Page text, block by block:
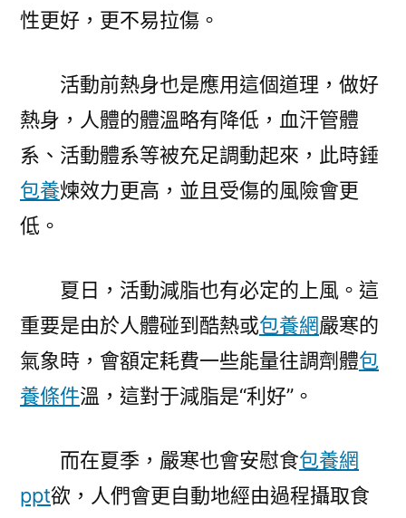
性更好，更不易拉傷。
活動前熱身也是應用這個道理，做好
熱身，人體的體溫略有降低，血汗管體
系、活動體系等被充足調動起來，此時錘
包養煉效力更高，並且受傷的風險會更
低。
夏日，活動減脂也有必定的上風。這
重要是由於人體碰到酷熱或包養網嚴寒的
氣象時，會額定耗費一些能量往調劑體包
養條件溫，這對于減脂是“利好”。
而在夏季，嚴寒也會安慰食包養網
ppt欲，人們會更自動地經由過程攝取食